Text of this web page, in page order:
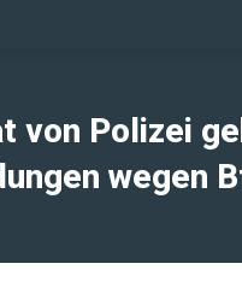
von Polizei
wegen